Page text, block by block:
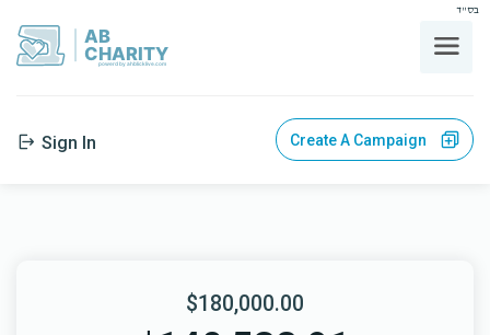
בס"ד
AB
CHARITY
powerd by ahblicklive.com
Sign In Create A Campaign
$180,000.00